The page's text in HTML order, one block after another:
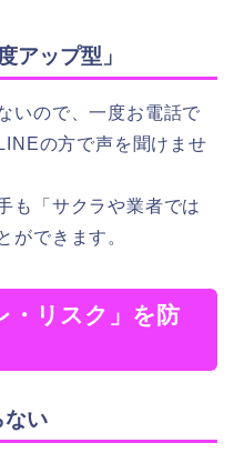
アップ型」
いので、一度お電話で
の方で声を聞けませ
も「サクラや業者では
ができます。
・リスク」を防
ない